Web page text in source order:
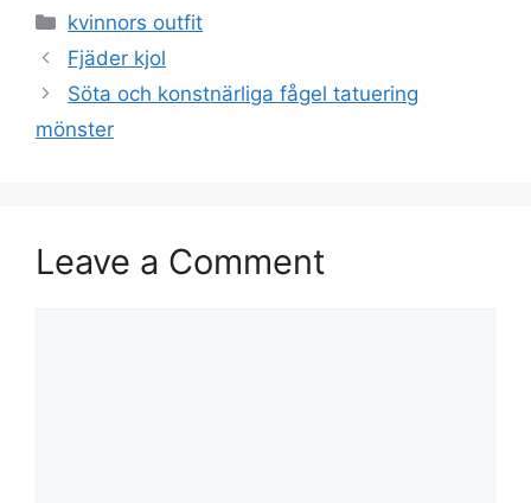
Categories
kvinnors outfit
Fjäder kjol
Söta och konstnärliga fågel tatuering
mönster
Leave a Comment